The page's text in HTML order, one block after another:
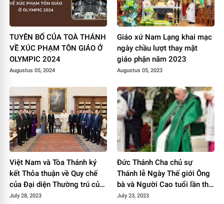
TUYÊN BỐ CỦA TOÀ THÁNH
VỀ XÚC PHẠM TÔN GIÁO Ở
OLYMPIC 2024
Augustus 05, 2024
Giáo xứ Nam Lạng khai mạc
ngày chầu lượt thay mặt
giáo phận năm 2023
Augustus 05, 2023
Việt Nam và Tòa Thánh ký
kết Thỏa thuận về Quy chế
của Đại diện Thường trú của
Tòa Thánh tại Việt Nam
July 28, 2023
Đức Thánh Cha chủ sự
Thánh lễ Ngày Thế giới Ông
bà và Người Cao tuổi lần thứ
3
July 23, 2023